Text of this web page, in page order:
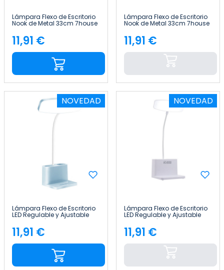
Lámpara Flexo de Escritorio
Nook de Metal 33cm 7house
Precio
11,91 €
Lámpara Flexo de Escritorio
Nook de Metal 33cm 7house
Precio
11,91 €
NOVEDAD
Lámpara Flexo de Escritorio
LED Regulable y Ajustable
con Portalápices 36.5cm
7house
Precio
11,91 €
NOVEDAD
Lámpara Flexo de Escritorio
LED Regulable y Ajustable
con Portalápices 36.5cm
7house
Precio
11,91 €